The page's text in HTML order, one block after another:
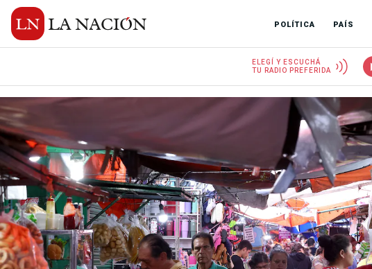
POLÍTICA PAÍS
ELEGÍ Y ESCUCHÁ
TU RADIO PREFERIDA